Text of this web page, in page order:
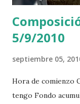
5/9/2010
septiembre 05,
Hora de comienzo
tengo Fondo